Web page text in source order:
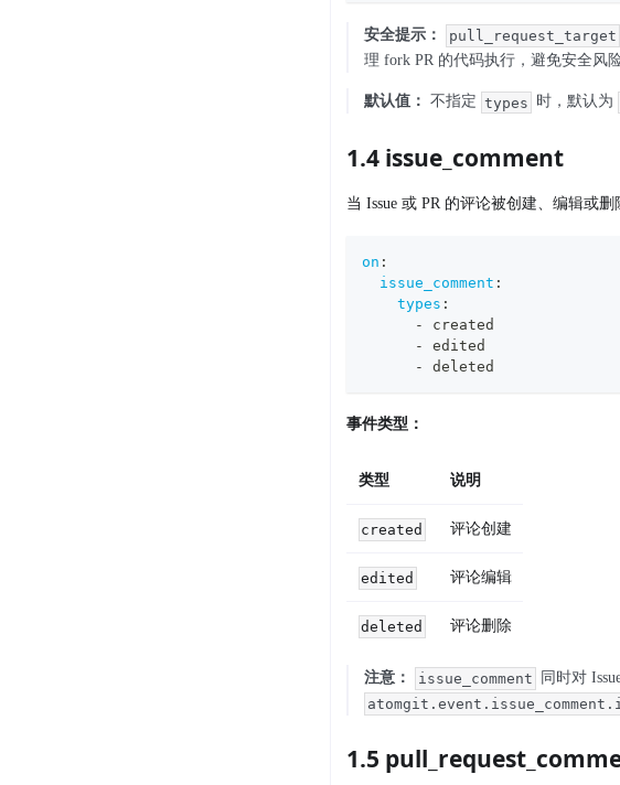
安全提示： pull_request_target
理 fork PR 的代码执行，避免安全风险
默认值： 不指定 types 时，默认为
1.4 issue_comment
当 Issue 或 PR 的评论被创建、编辑或删
on :
issue_comment :
types :
-
created
-
edited
-
deleted
事件类型：
类型 说明
created 评论创建
edited 评论编辑
deleted 评论删除
注意： issue_comment 同时对
1.5